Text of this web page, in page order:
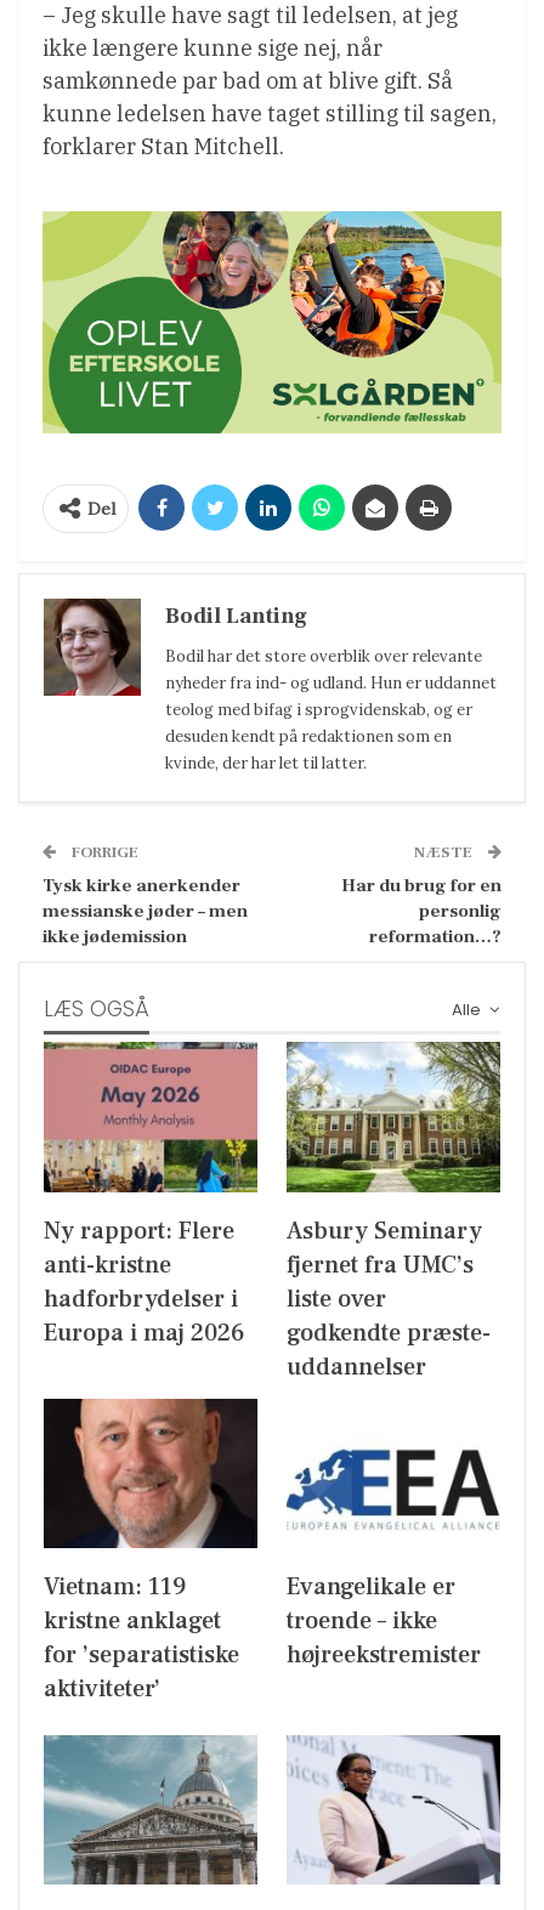
– Jeg skulle have sagt til ledelsen, at jeg
ikke længere kunne sige nej, når
samkønnede par bad om at blive gift. Så
kunne ledelsen have taget stilling til sagen,
forklarer Stan Mitchell.
Del
Bodil Lanting
Bodil har det store overblik over relevante
nyheder fra ind- og udland. Hun er uddannet
teolog med bifag i sprogvidenskab, og er
desuden kendt på redaktionen som en
kvinde, der har let til latter.
FORRIGE
Tysk kirke anerkender
messianske jøder – men
ikke jødemission
NÆSTE
Har du brug for en
personlig
reformation…?
Alle
LÆS OGSÅ
Ny rapport: Flere
anti-kristne
hadforbrydelser i
Europa i maj 2026
Asbury Seminary
fjernet fra UMC’s
liste over
godkendte præste-
uddannelser
Vietnam: 119
kristne anklaget
for ’separatistiske
aktiviteter’
Evangelikale er
troende – ikke
højreekstremister